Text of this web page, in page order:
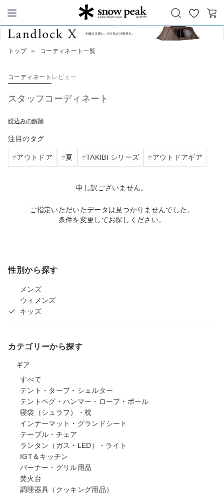
Snow Peak
お
気
カ
トップ ＞ コーディネート一覧
コーディネート レビュー
スタッフコーディネート
絞込みの解除
注目のタグ
アウトドア 夏 TAKIBI シリーズ アウトドアギア
申し訳ございません。
ご指定いただいたデータは見つかりませんでした。
条件を変更してお探しください。
性別から探す
メンズ
ウィメンズ
キッズ
カテゴリーから探す
ギア
すべて
テント・タープ・シェルター
テントペグ・ハンマー・ロープ・ポール
寝袋（シュラフ）・枕
インナーマット・グランドシート
テーブル・チェア
ランタン（ガス・LED）・ライト
IGT＆キッチン
バーナー・グリル用品
焚火台
調理器具（クッキング用品）